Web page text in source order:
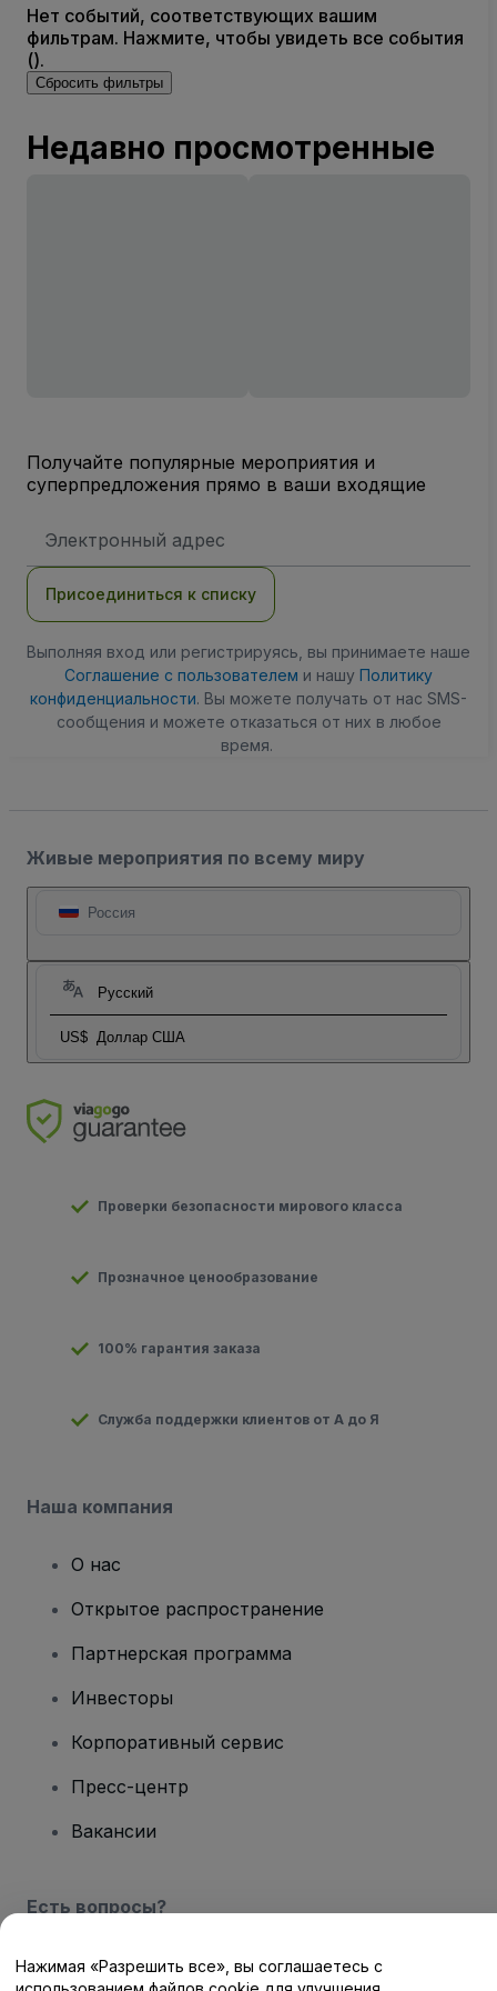
Нет событий, соответствующих вашим
фильтрам. Нажмите, чтобы увидеть все события
().
Сбросить фильтры
Недавно просмотренные
Получайте популярные мероприятия и
суперпредложения прямо в ваши входящие
электронной
Присоединиться к списку
Выполняя вход или регистрируясь, вы принимаете наше
Соглашение с пользователем и нашу Политику
конфиденциальности. Вы можете получать от нас SMS-
сообщения и можете отказаться от них в любое
время.
Живые мероприятия по всему миру
Россия
Русский
US$ Доллар США
Проверки безопасности мирового класса
Прозначное ценообразование
100% гарантия заказа
Служба поддержки клиентов от А до Я
Наша компания
О нас
Открытое распространение
Партнерская программа
Инвесторы
Корпоративный сервис
Пресс-центр
Вакансии
Есть вопросы?
Центр помощи / Свяжитесь с нами
Нажимая «Разрешить все», вы соглашаетесь с